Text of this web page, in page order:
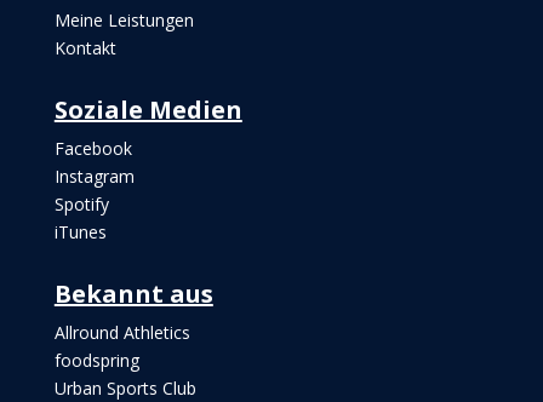
Meine Leistungen
Kontakt
Soziale Medien
Facebook
Instagram
Spotify
iTunes
Bekannt aus
Allround Athletics
foodspring
Urban Sports Club